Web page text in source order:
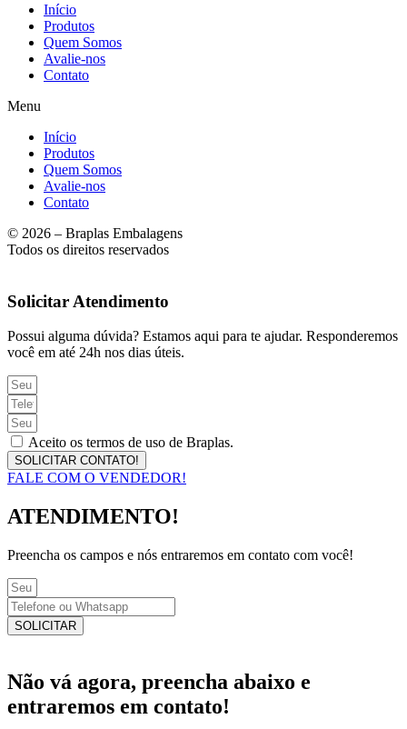
Início
Produtos
Quem Somos
Avalie-nos
Contato
Menu
Início
Produtos
Quem Somos
Avalie-nos
Contato
© 2026 – Braplas Embalagens
Todos os direitos reservados
Solicitar Atendimento
Possui alguma dúvida? Estamos aqui para te ajudar. Responderemos
você em até 24h nos dias úteis.
Aceito os termos de uso de Braplas.
SOLICITAR CONTATO!
FALE COM O VENDEDOR!
ATENDIMENTO!
Preencha os campos e nós entraremos em contato com você!
SOLICITAR
Não vá agora, preencha abaixo e
entraremos em contato!